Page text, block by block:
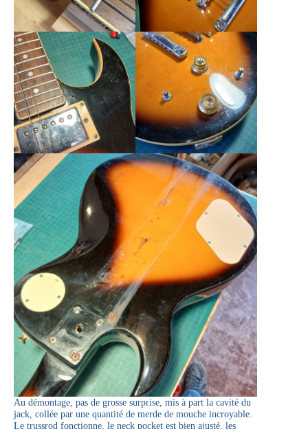
Au démontage, pas de grosse surprise, mis à part la cavité du
jack, collée par une quantité de merde de mouche incroyable.
Le trussrod fonctionne, le neck pocket est bien ajusté, les